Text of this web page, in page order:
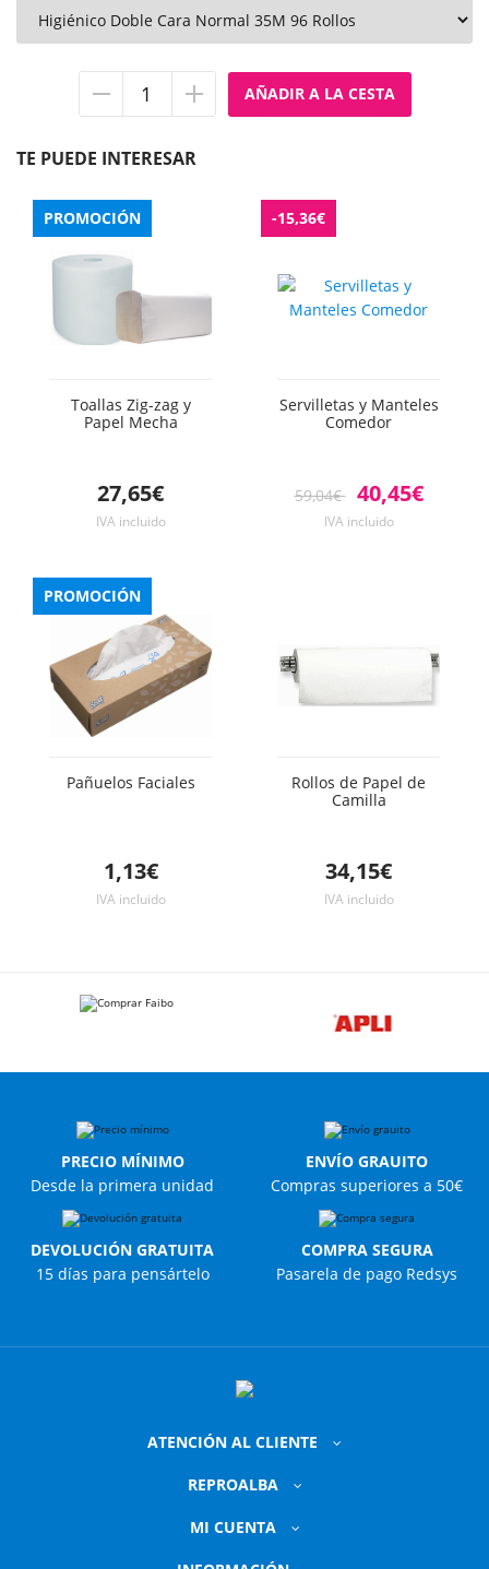
TE PUEDE INTERESAR
PROMOCIÓN
Toallas Zig-zag y
Papel Mecha
27,65€
IVA incluido
-15,36€
Servilletas y Manteles
Comedor
59,04€ 40,45€
IVA incluido
PROMOCIÓN
Pañuelos Faciales
1,13€
IVA incluido
Rollos de Papel de
Camilla
34,15€
IVA incluido
PRECIO MÍNIMO
Desde la primera unidad
ENVÍO GRAUITO
Compras superiores a 50€
DEVOLUCIÓN GRATUITA
15 días para pensártelo
COMPRA SEGURA
Pasarela de pago Redsys
ATENCIÓN AL CLIENTE
REPROALBA
MI CUENTA